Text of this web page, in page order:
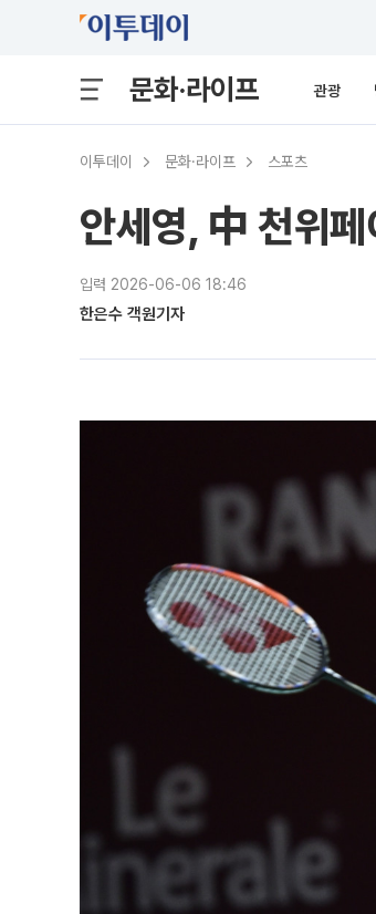
문화·라이프 관광
이투데이 문화·라이프 스포츠
안세영, 中 천위
입력 2026-06-06 18:46
한은수 객원기자